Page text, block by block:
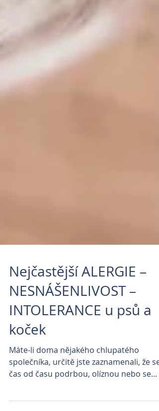
Nejčastější ALERGIE –
NESNÁŠENLIVOST –
INTOLERANCE u psů a
koček
Máte-li doma nějakého chlupatého
čas od času podrbou, olíznou nebo se